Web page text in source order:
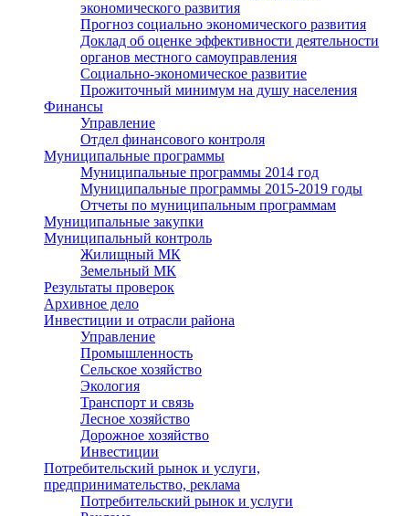
экономического развития
Прогноз социально экономического развития
Доклад об оценке эффективности деятельности
органов местного самоуправления
Социально-экономическое развитие
Прожиточный минимум на душу населения
Финансы
Управление
Отдел финансового контроля
Муниципальные программы
Муниципальные программы 2014 год
Муниципальные программы 2015-2019 годы
Отчеты по муниципальным программам
Муниципальные закупки
Муниципальный контроль
Жилищный МК
Земельный МК
Результаты проверок
Архивное дело
Инвестиции и отрасли района
Управление
Промышленность
Сельское хозяйство
Экология
Транспорт и связь
Лесное хозяйство
Дорожное хозяйство
Инвестиции
Потребительский рынок и услуги,
предпринимательство, реклама
Потребительский рынок и услуги